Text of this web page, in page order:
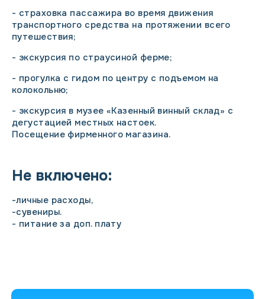
- страховка пассажира во время движения
транспортного средства на протяжении всего
путешествия;
- экскурсия по страусиной ферме;
- прогулка с гидом по центру с подъемом на
колокольню;
- экскурсия в музее «Казенный винный склад» с
дегустацией местных настоек.
Посещение фирменного магазина.
Не включено:
-личные расходы,
-сувениры.
- питание за доп. плату